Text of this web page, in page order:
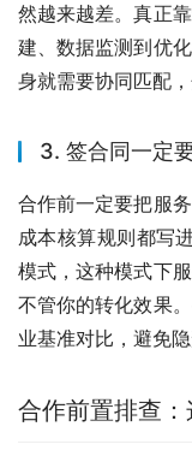
然越来越差。真正
建、数据监测到优
身就需要协同匹配
3. 签合同一定
合作前一定要把服
成本核算规则都写
模式，这种模式下
不管你的转化效果
业基准对比，避免隐
合作前置排查